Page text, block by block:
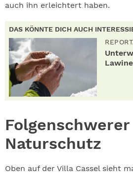
auch ihn erleichtert haben.
DAS KÖNNTE DICH AUCH
Folgenschwerer
Naturschutz
Oben auf der Villa Cassel sieht